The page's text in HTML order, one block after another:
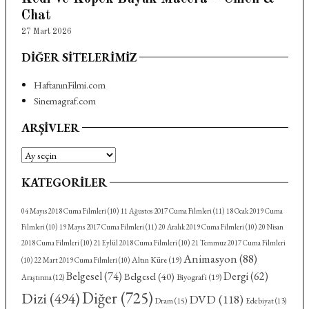
Chat
27 Mart 2026
DIĞER SITELERIMIZ
HaftanınFilmi.com
Sinemagraf.com
ARŞIVLER
Arşivler
KATEGORILER
04 Mayıs 2018 Cuma Filmleri(10) 11 Ağustos 2017 Cuma Filmleri(11) 18 Ocak 2019 Cuma
Filmleri(10) 19 Mayıs 2017 Cuma Filmleri(11) 20 Aralık 2019 Cuma Filmleri(10) 20 Nisan
2018 Cuma Filmleri(10) 21 Eylül 2018 Cuma Filmleri(10) 21 Temmuz 2017 Cuma Filmleri
(10) 22 Mart 2019 Cuma Filmleri(10) Altın Küre(19) Animasyon(88)
Araştırma(12) Belgesel(74) Belgesel(40) Biyografi(19) Dergi(62)
Dizi(494)Diğer(725) Dram (15) DVD (118) Edebiyat(13)